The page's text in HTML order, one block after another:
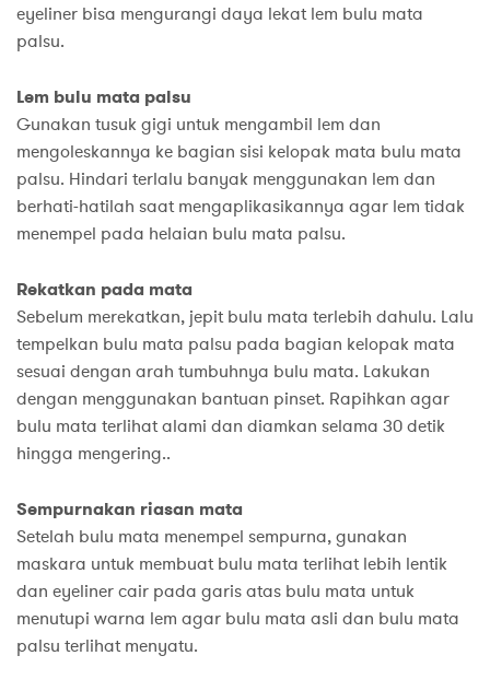
eyeliner bisa mengurangi daya lekat lem bulu mata
palsu.
Lem bulu mata palsu
Gunakan tusuk gigi untuk mengambil lem dan
mengoleskannya ke bagian sisi kelopak mata bulu mata
palsu. Hindari terlalu banyak menggunakan lem dan
berhati-hatilah saat mengaplikasikannya agar lem tidak
menempel pada helaian bulu mata palsu.
Rekatkan pada mata
Sebelum merekatkan, jepit bulu mata terlebih dahulu. Lalu
tempelkan bulu mata palsu pada bagian kelopak mata
sesuai dengan arah tumbuhnya bulu mata. Lakukan
dengan menggunakan bantuan pinset. Rapihkan agar
bulu mata terlihat alami dan diamkan selama 30 detik
hingga mengering..
Sempurnakan riasan mata
Setelah bulu mata menempel sempurna, gunakan
maskara untuk membuat bulu mata terlihat lebih lentik
dan eyeliner cair pada garis atas bulu mata untuk
menutupi warna lem agar bulu mata asli dan bulu mata
palsu terlihat menyatu.